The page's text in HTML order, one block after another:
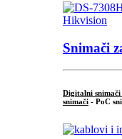
Snimači
Digitalni snimači
snimači - PoC